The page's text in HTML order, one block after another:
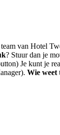
van Hotel
? Stuur dan je
Je kunt je
Wie weet